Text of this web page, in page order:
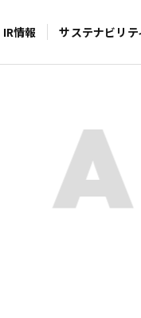
IR情報 サステナビリテ